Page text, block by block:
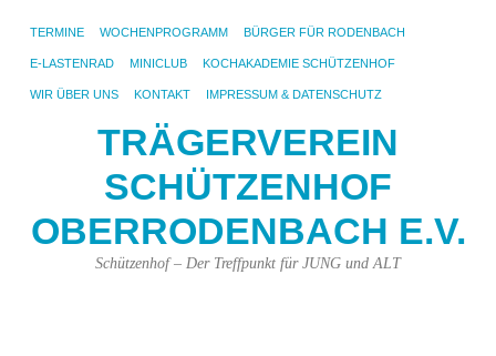
TERMINE WOCHENPROGRAMM BÜRGER FÜR RODENBACH
E-LASTENRAD MINICLUB KOCHAKADEMIE SCHÜTZENHOF
WIR ÜBER UNS KONTAKT IMPRESSUM & DATENSCHUTZ
TRÄGERVEREIN
SCHÜTZENHOF
OBERRODENBACH E.V.
Schützenhof – Der Treffpunkt für JUNG und ALT